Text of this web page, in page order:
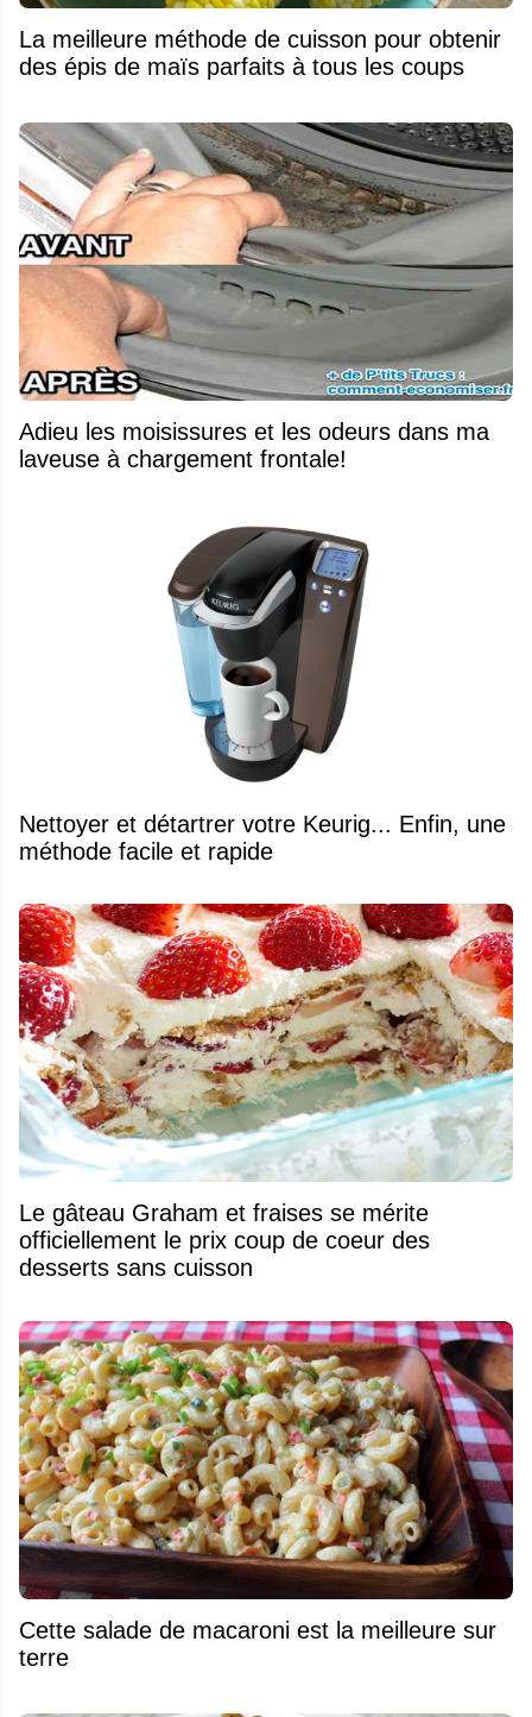
La meilleure méthode de cuisson pour obtenir
des épis de maïs parfaits à tous les coups
Adieu les moisissures et les odeurs dans ma
laveuse à chargement frontale!
Nettoyer et détartrer votre Keurig... Enfin, une
méthode facile et rapide
Le gâteau Graham et fraises se mérite
officiellement le prix coup de coeur des
desserts sans cuisson
Cette salade de macaroni est la meilleure sur
terre